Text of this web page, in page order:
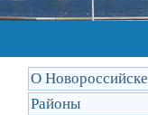
О Новороссийске
Районы